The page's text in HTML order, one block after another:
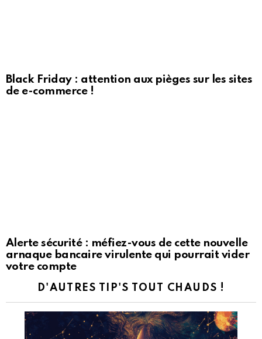
Black Friday : attention aux pièges sur les sites
de e-commerce !
Alerte sécurité : méfiez-vous de cette nouvelle
arnaque bancaire virulente qui pourrait vider
votre compte
D'AUTRES TIP'S TOUT CHAUDS !